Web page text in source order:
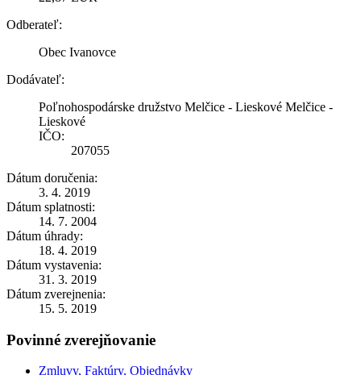
Odberateľ:
Obec Ivanovce
Dodávateľ:
Poľnohospodárske družstvo Melčice - Lieskové Melčice -
Lieskové
IČO:
207055
Dátum doručenia:
3. 4. 2019
Dátum splatnosti:
14. 7. 2004
Dátum úhrady:
18. 4. 2019
Dátum vystavenia:
31. 3. 2019
Dátum zverejnenia:
15. 5. 2019
Povinné zverejňovanie
Zmluvy, Faktúry, Objednávky